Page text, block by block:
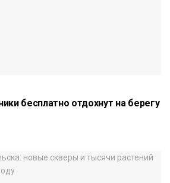
бесплатно отдохнут на берегу